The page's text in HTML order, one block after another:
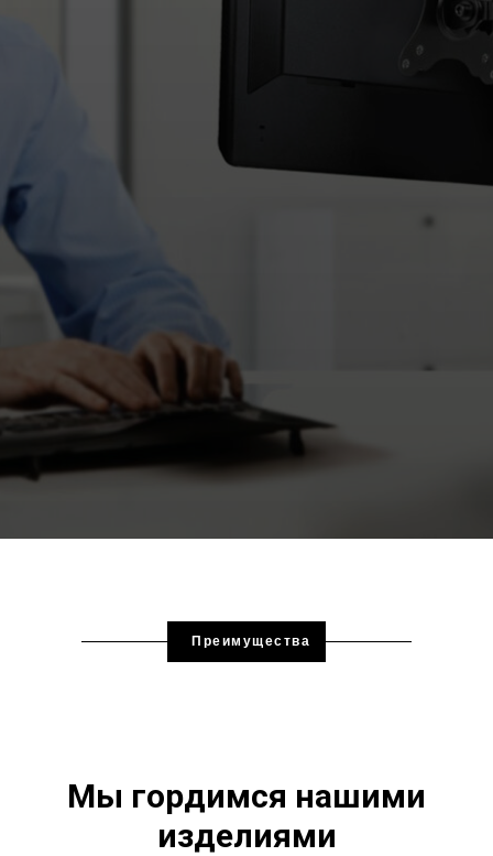
Преимущества
Мы гордимся нашими
изделиями